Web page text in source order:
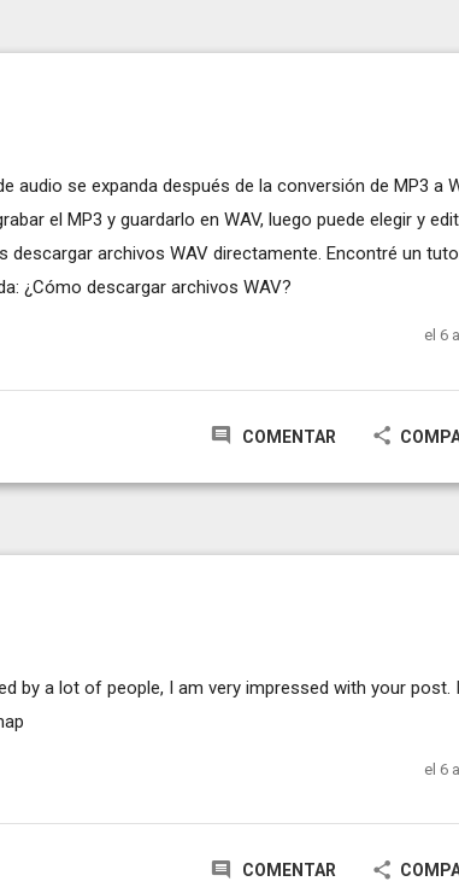
audio se expanda después de la conversión de MP3 a
el MP3 y guardarlo en WAV, luego puede elegir y
descargar archivos WAV directamente. Encontré un
¿Cómo descargar archivos WAV?
el 6
COMENTAR
by a lot of people, I am very impressed with your post.
el 6
COMENTAR